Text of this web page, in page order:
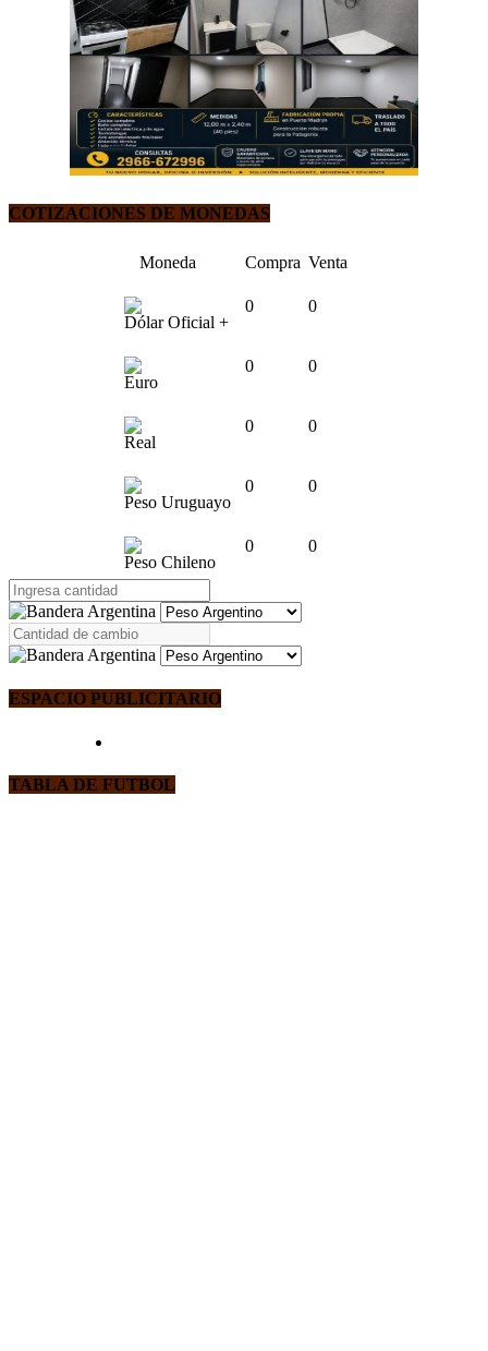
COTIZACIONES DE MONEDAS
Moneda Compra Venta
Dólar Oficial +
0 0
Euro
0 0
Real
0 0
Peso Uruguayo
0 0
Peso Chileno
0 0
ESPACIO PUBLICITARIO
TABLA DE FUTBOL